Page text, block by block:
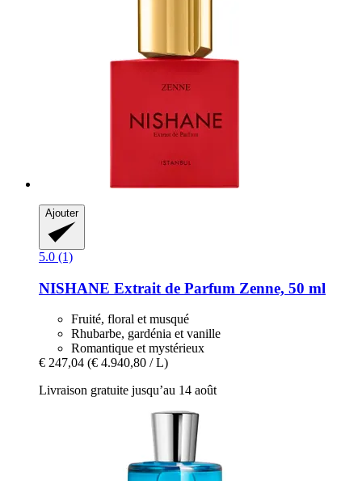
Ajouter
5.0 (1)
NISHANE Extrait de Parfum Zenne, 50 ml
Fruité, floral et musqué
Rhubarbe, gardénia et vanille
Romantique et mystérieux
€ 247,04 (€ 4.940,80 / L)
Livraison gratuite jusqu’au 14 août